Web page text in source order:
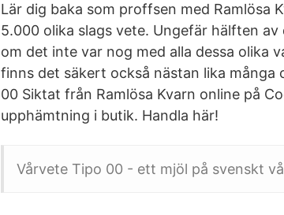
Lär dig baka som proffsen med Ramlösa
5.000 olika slags vete. Ungefär hälften
om det inte var nog med alla dessa olika
finns det säkert också nästan lika många
00 Siktat från Ramlösa Kvarn online på
upphämtning i butik. Handla här!
Vårvete Tipo 00 - ett mjöl på svenskt